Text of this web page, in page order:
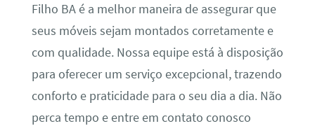
Filho BA é a melhor maneira de assegurar que
seus móveis sejam montados corretamente e
com qualidade. Nossa equipe está à disposição
para oferecer um serviço excepcional, trazendo
conforto e praticidade para o seu dia a dia. Não
perca tempo e entre em contato conosco